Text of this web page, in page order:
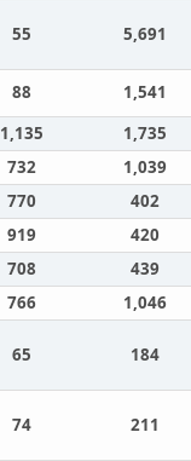
55 5,691
88
1,541
1,135
1,735
732
1,039
770
402
919
420
708
439
766 1,046
65 184
74 211